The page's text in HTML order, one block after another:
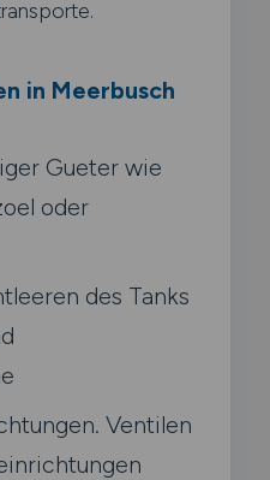
in Meerbusch
Gueter wie
oder
des Tanks
Ventilen